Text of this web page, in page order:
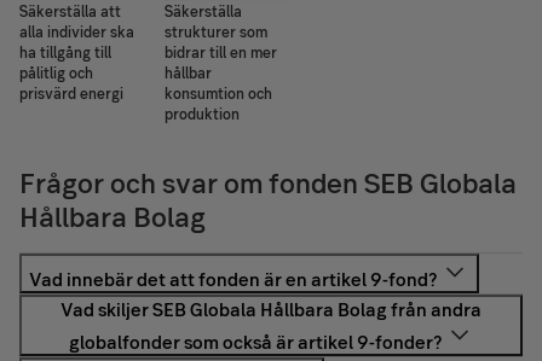
Säkerställa att
alla individer ska
ha tillgång till
pålitlig och
prisvärd energi
Säkerställa
strukturer som
bidrar till en mer
hållbar
konsumtion och
produktion
Frågor och svar om fonden SEB Globala
Hållbara Bolag
En artikel 9-fond enligt EU:s förordning SFDR är en fond
vars investeringar har hållbarhet som mål. Dessutom